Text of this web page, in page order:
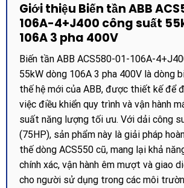
Giới thiệu Biến tần ABB
106A-4+J400 công suất
106A 3 pha 400V
Biến tần ABB ACS580-01-106A-
55kW dòng 106A 3 pha 400V là dòng
thế hệ mới của ABB, được thiết kế để
việc điều khiển quy trình và vận hành
suất năng lượng tối ưu. Với dải công
(75HP), sản phẩm này là giải pháp
thế dòng ACS550 cũ, mang lại khả
chính xác, vận hành êm mượt và giao
cho người sử dụng trong các môi